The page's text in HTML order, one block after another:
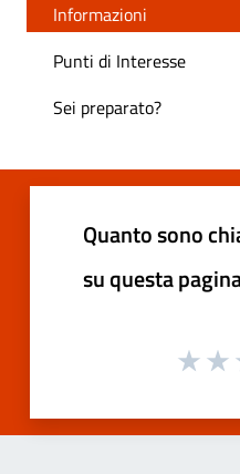
Informazioni
Punti di Interesse
Sei preparato?
Quanto sono
su questa